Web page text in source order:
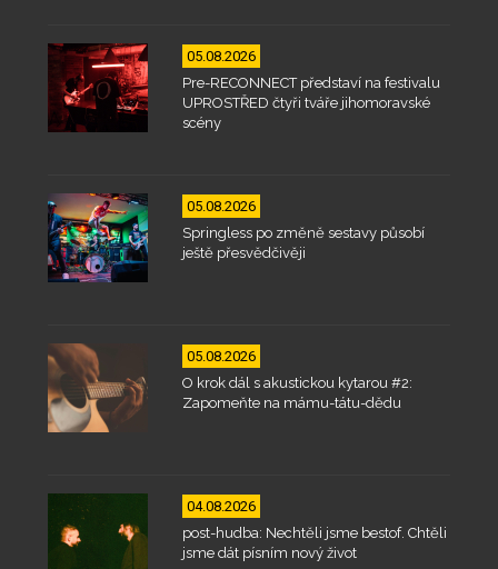
05.08.2026
Pre-RECONNECT představí na festivalu
UPROSTŘED čtyři tváře jihomoravské
scény
05.08.2026
Springless po změně sestavy působí
ještě přesvědčivěji
05.08.2026
O krok dál s akustickou kytarou #2:
Zapomeňte na mámu-tátu-dědu
04.08.2026
post-hudba: Nechtěli jsme bestof. Chtěli
jsme dát písním nový život